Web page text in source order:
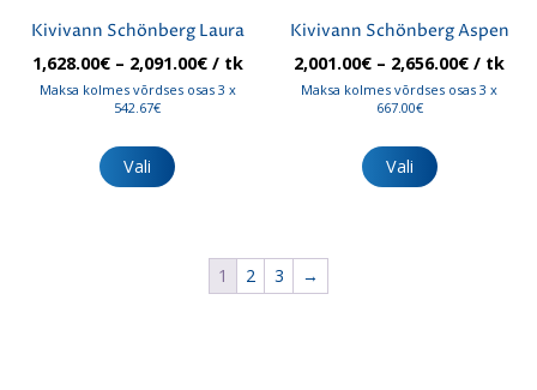
Kivivann Schönberg Laura
1,628.00€ – 2,091.00€Hinnavahemik:
1,628.00€
/ tk
Maksa kolmes võrdses osas 3 x
542.67€
Vali
tootel
Valikuid
teha
Kivivann Schönberg Aspen
2,001.00€ – 2,656.00€ / tk
Maksa kolmes võrdses osas 3 x
667.00€
Vali
tootel
1 2 3 →